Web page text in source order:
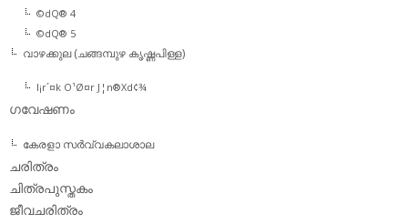
©dQ® 4
©dQ® 5
വാഴക്കുല (ചങ്ങമ്പുഴ കൃഷ്ണപിള്ള)
l¡r´¤k O¹Ø¤r J¦n®Xd¢¾
ഗവേഷണം
കേരളാ സര്‍വ്വകലാശാല
ചരിത്രം
ചിത്രപുസ്തകം
ജീവചരിത്രം